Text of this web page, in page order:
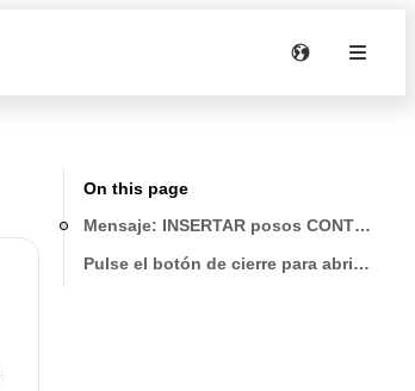
On this page
Mensaje: INSERTAR posos
Pulse el botón de cierre para abrir la